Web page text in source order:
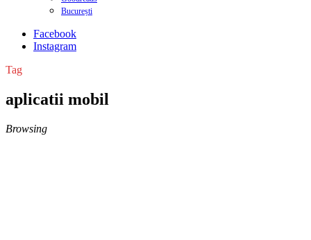
București
Facebook
Instagram
Tag
aplicatii mobil
Browsing